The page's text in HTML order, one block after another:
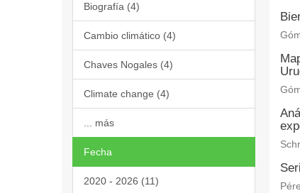
Biografía (4)
Cambio climático (4)
Chaves Nogales (4)
Climate change (4)
... más
Fecha
2020 - 2026 (11)